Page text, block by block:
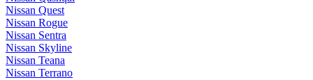
Nissan Quest
Nissan Rogue
Nissan Sentra
Nissan Skyline
Nissan Teana
Nissan Terrano